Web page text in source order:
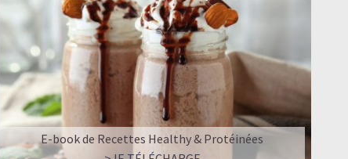
E-book de Recettes Healthy & Protéinées